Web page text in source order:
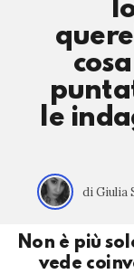
le
di Giulia
Non è più
vede